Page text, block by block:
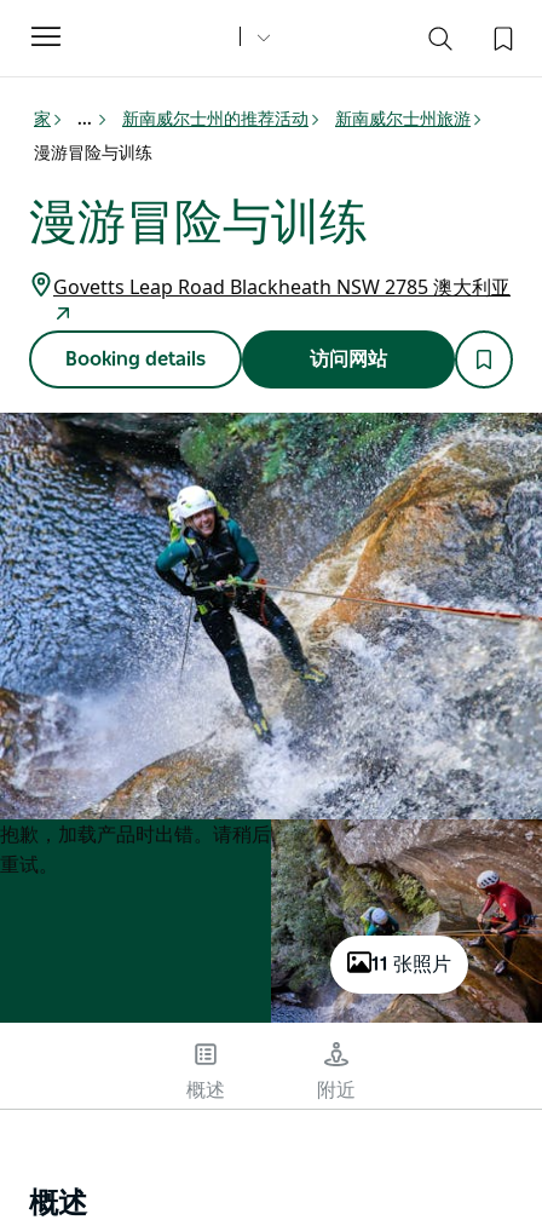
Toggle
navigation
家 ... 新南威尔士州的推荐活动
新南威尔士州旅游
漫游冒险与训练
漫游冒险与训练
Govetts Leap Road Blackheath NSW 2785 澳大利亚
Booking details 访问网站
11 张照片
Product
List
Product
List
抱歉，加载产品时出错。请稍后
重试。
概述 附近
概述